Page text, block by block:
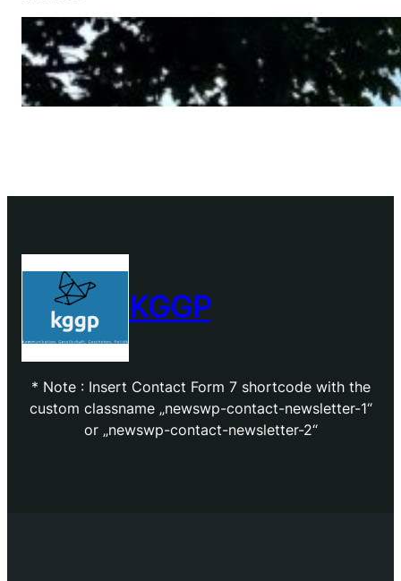
KGGP
* Note : Insert Contact Form 7 shortcode with the
custom classname „newswp-contact-newsletter-1“
or „newswp-contact-newsletter-2“